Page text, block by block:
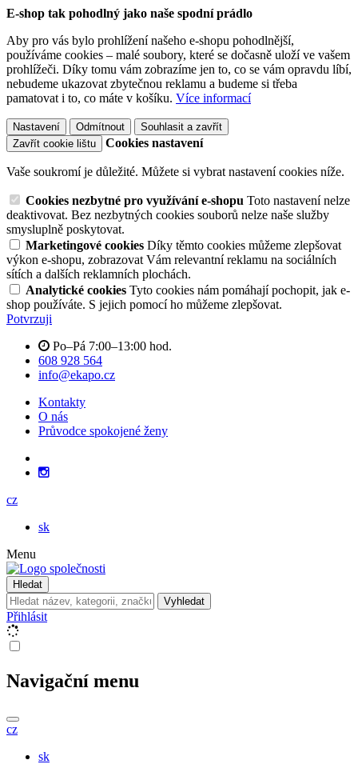
E-shop tak pohodlný jako naše spodní prádlo
Aby pro vás bylo prohlížení našeho e-shopu pohodlnější,
používáme cookies – malé soubory, které se dočasně uloží ve vašem
prohlížeči. Díky tomu vám zobrazíme jen to, co se vám opravdu líbí,
nebudeme ukazovat zbytečnou reklamu a budeme si třeba
pamatovat i to, co máte v košíku. Více informací
Nastavení Odmítnout
Souhlasit a zavřít
Zavřít cookie lištu
Cookies nastavení
Vaše soukromí je důležité. Můžete si vybrat nastavení cookies níže.
Cookies nezbytné pro využívání e-shopu Toto nastavení nelze
deaktivovat. Bez nezbytných cookies souborů nelze naše služby
smysluplně poskytovat.
Marketingové cookies Díky těmto cookies můžeme zlepšovat
výkon e-shopu, zobrazovat Vám relevantní reklamu na sociálních
sítích a dalších reklamních plochách.
Analytické cookies Tyto cookies nám pomáhají pochopit, jak e-
shop používáte. S jejich pomocí ho můžeme zlepšovat.
Potvrzuji
Po–Pá 7:00–13:00 hod.
608 928 564
info@ekapo.cz
Kontakty
O nás
Průvodce spokojené ženy
cz
sk
Menu
Hledat
Vyhledat
Přihlásit
Navigační menu
cz
sk